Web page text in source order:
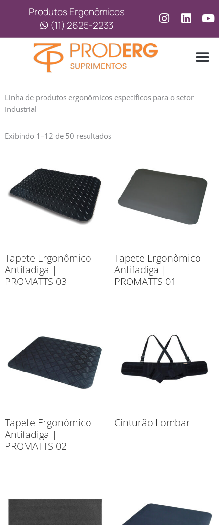
conteúdo
Produtos Ergonômicos
(11) 2625-2233
Linha de produtos ergonômicos específicos para o setor
Industrial
Exibindo 1–12 de 50 resultadosClassificado
alto
Tapete Ergonômico
Antifadiga |
PROMATTS 03
Tapete Ergonômico
Antifadiga |
PROMATTS 01
Tapete Ergonômico
Antifadiga |
PROMATTS 02
Cinturão Lombar